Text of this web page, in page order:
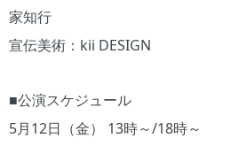
家知行
宣伝美術：kii DESIGN
■公演スケジュール
5月12日（金） 13時～/18時～